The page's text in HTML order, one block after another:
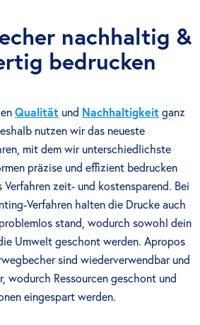
nachhaltig &
bedrucken
Qualität und Nachhaltigkeit ganz
nutzen wir das neueste
mit dem wir unterschiedlichste
präzise und effizient bedrucken
Verfahren zeit- und kostensparend. Bei
Verfahren halten die Drucke auch
stand, wodurch sowohl dein
Umwelt geschont werden. Apropos
sind wiederverwendbar und
wodurch Ressourcen geschont und
eingespart werden.